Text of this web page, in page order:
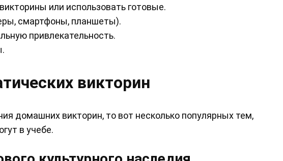
или использовать готовые.
смартфоны, планшеты).
привлекательность.
викторин
домашних викторин, то вот несколько популярных тем,
в учебе.